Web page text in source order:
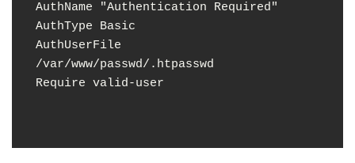
AuthName "Authentication Required"
AuthType Basic
AuthUserFile
/var/www/passwd/.htpasswd
Require valid-user